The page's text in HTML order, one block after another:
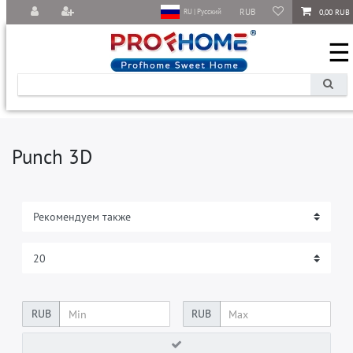
RUB 0,00 RUB
RU | Русский
☰
Punch 3D
RUB RUB